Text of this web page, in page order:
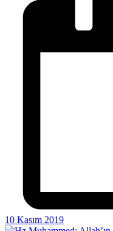
10 Kasım 2019